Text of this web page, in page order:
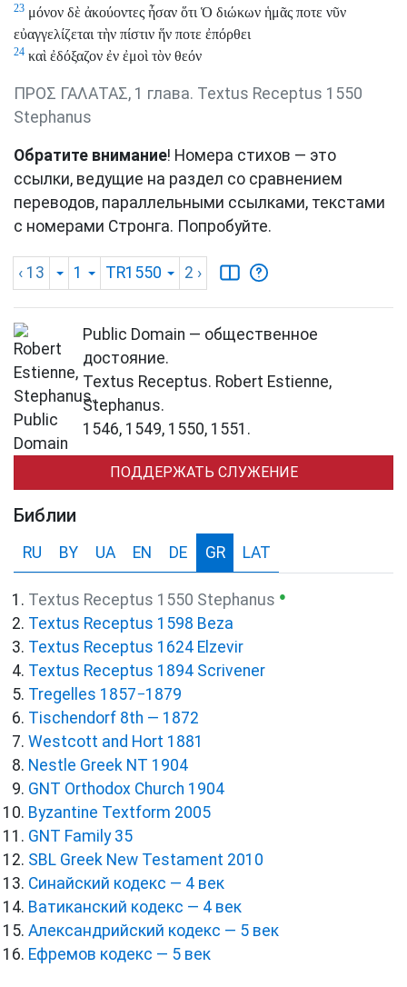
23 μόνον δὲ ἀκούοντες ἦσαν ὅτι Ὁ διώκων ἡμᾶς ποτε νῦν
εὐαγγελίζεται τὴν πίστιν ἥν ποτε ἐπόρθει
24 καὶ ἐδόξαζον ἐν ἐμοὶ τὸν θεόν
ΠΡΟΣ ΓΑΛΑΤΑΣ, 1 глава. Textus Receptus 1550
Stephanus
Обратите внимание! Номера стихов — это
ссылки, ведущие на раздел со сравнением
переводов, параллельными ссылками, текстами
с номерами Стронга. Попробуйте.
‹ 13 1 TR1550 2 ›
Public Domain — общественное
достояние.
Textus Receptus. Robert Estienne,
Stephanus.
1546, 1549, 1550, 1551.
ПОДДЕРЖАТЬ СЛУЖЕНИЕ
Библии
RU BY UA EN DE GR LAT
Textus Receptus 1550 Stephanus ●
Textus Receptus 1598 Beza
Textus Receptus 1624 Elzevir
Textus Receptus 1894 Scrivener
Tregelles 1857−1879
Tischendorf 8th — 1872
Westcott and Hort 1881
Nestle Greek NT 1904
GNT Orthodox Church 1904
Byzantine Textform 2005
GNT Family 35
SBL Greek New Testament 2010
Синайский кодекс — 4 век
Ватиканский кодекс — 4 век
Александрийский кодекс — 5 век
Ефремов кодекс — 5 век